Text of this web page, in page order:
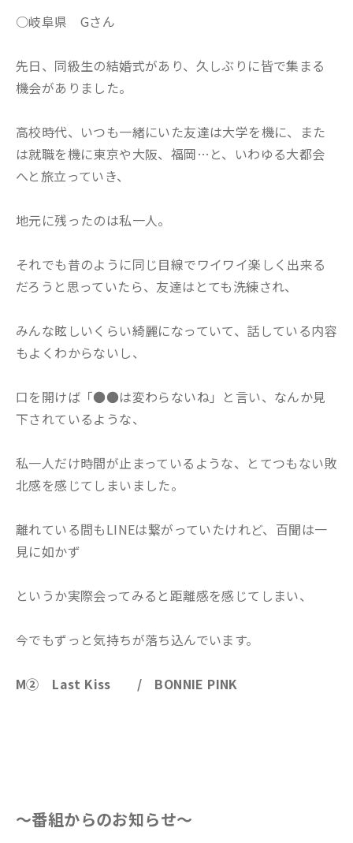
○岐阜県 Gさん
先日、同級生の結婚式があり、久しぶりに皆で集まる
機会がありました。
高校時代、いつも一緒にいた友達は大学を機に、また
は就職を機に東京や大阪、福岡…と、いわゆる大都会
へと旅立っていき、
地元に残ったのは私一人。
それでも昔のように同じ目線でワイワイ楽しく出来る
だろうと思っていたら、友達はとても洗練され、
みんな眩しいくらい綺麗になっていて、話している内容
もよくわからないし、
口を開けば「●●は変わらないね」と言い、なんか見
下されているような、
私一人だけ時間が止まっているような、とてつもない敗
北感を感じてしまいました。
離れている間もLINEは繋がっていたけれど、百聞は一
見に如かず
というか実際会ってみると距離感を感じてしまい、
今でもずっと気持ちが落ち込んでいます。
M② Last Kiss / BONNIE PINK
～番組からのお知らせ～